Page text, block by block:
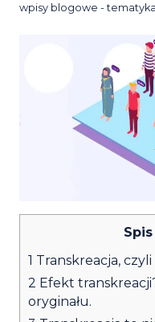
wpisy blogowe -
1 Transkreacja,
2 Efekt
oryginału.